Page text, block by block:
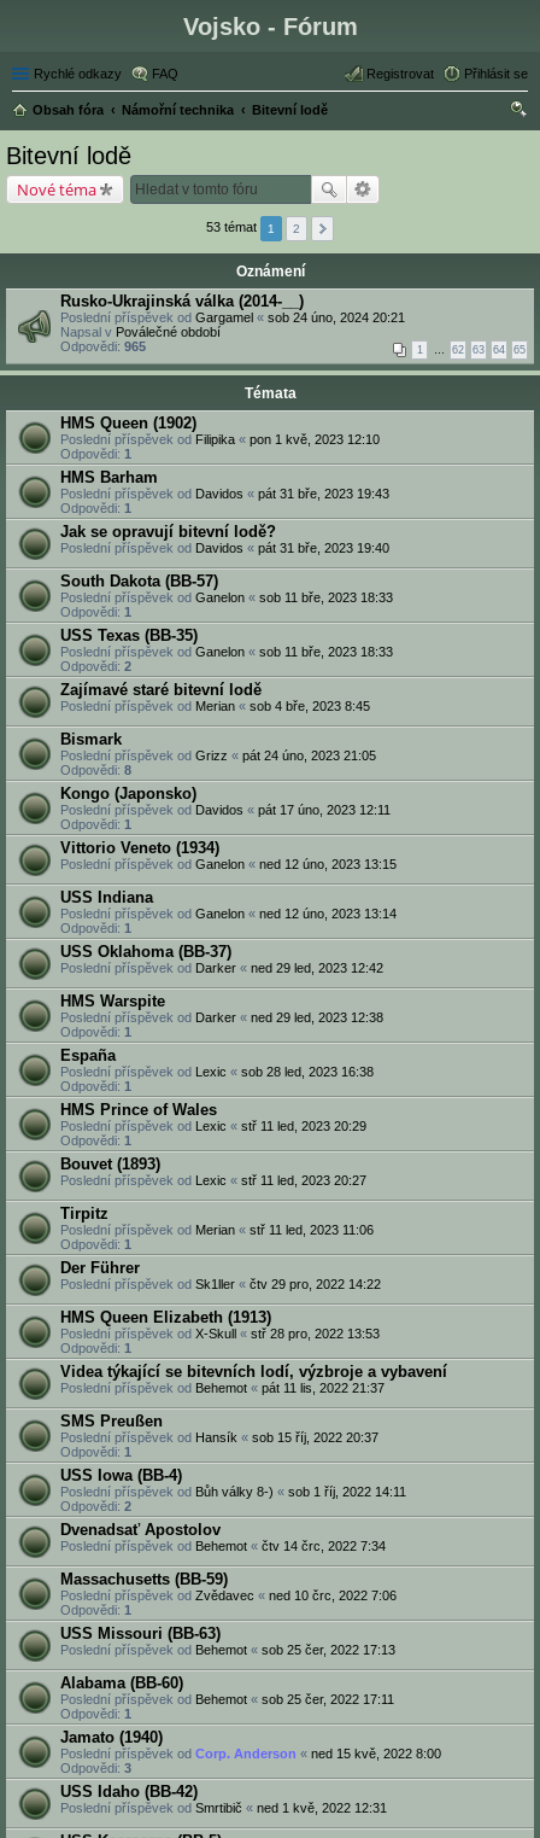
Vojsko - Fórum
Rychlé odkazy FAQ Přihlásit se
Registrovat
Obsah fóra Námořní technika
Bitevní lodě
Bitevní lodě
Nové téma
53 témat 1 2
Oznámení
Rusko-Ukrajinská válka (2014-__)
Poslední příspěvek od Gargamel « sob 24 úno, 2024 20:21
Napsal v Poválečné období
Odpovědi: 965 1 … 62 63 64 65
Témata
HMS Queen (1902)
Poslední příspěvek od Filipika « pon 1 kvě, 2023 12:10
Odpovědi: 1
HMS Barham
Poslední příspěvek od Davidos « pát 31 bře, 2023 19:43
Odpovědi: 1
Jak se opravují bitevní lodě?
Poslední příspěvek od Davidos « pát 31 bře, 2023 19:40
South Dakota (BB-57)
Poslední příspěvek od Ganelon « sob 11 bře, 2023 18:33
Odpovědi: 1
USS Texas (BB-35)
Poslední příspěvek od Ganelon « sob 11 bře, 2023 18:33
Odpovědi: 2
Zajímavé staré bitevní lodě
Poslední příspěvek od Merian « sob 4 bře, 2023 8:45
Bismark
Poslední příspěvek od Grizz « pát 24 úno, 2023 21:05
Odpovědi: 8
Kongo (Japonsko)
Poslední příspěvek od Davidos « pát 17 úno, 2023 12:11
Odpovědi: 1
Vittorio Veneto (1934)
Poslední příspěvek od Ganelon « ned 12 úno, 2023 13:15
USS Indiana
Poslední příspěvek od Ganelon « ned 12 úno, 2023 13:14
Odpovědi: 1
USS Oklahoma (BB-37)
Poslední příspěvek od Darker « ned 29 led, 2023 12:42
HMS Warspite
Poslední příspěvek od Darker « ned 29 led, 2023 12:38
Odpovědi: 1
España
Poslední příspěvek od Lexic « sob 28 led, 2023 16:38
Odpovědi: 1
HMS Prince of Wales
Poslední příspěvek od Lexic « stř 11 led, 2023 20:29
Odpovědi: 1
Bouvet (1893)
Poslední příspěvek od Lexic « stř 11 led, 2023 20:27
Tirpitz
Poslední příspěvek od Merian « stř 11 led, 2023 11:06
Odpovědi: 1
Der Führer
Poslední příspěvek od Sk1ller « čtv 29 pro, 2022 14:22
HMS Queen Elizabeth (1913)
Poslední příspěvek od X-Skull « stř 28 pro, 2022 13:53
Odpovědi: 1
Videa týkající se bitevních lodí, výzbroje a vybavení
Poslední příspěvek od Behemot « pát 11 lis, 2022 21:37
SMS Preußen
Poslední příspěvek od Hansík « sob 15 říj, 2022 20:37
Odpovědi: 1
USS Iowa (BB-4)
Poslední příspěvek od Bůh války 8-) « sob 1 říj, 2022 14:11
Odpovědi: 2
Dvenadsať Apostolov
Poslední příspěvek od Behemot « čtv 14 črc, 2022 7:34
Massachusetts (BB-59)
Poslední příspěvek od Zvědavec « ned 10 črc, 2022 7:06
Odpovědi: 1
USS Missouri (BB-63)
Poslední příspěvek od Behemot « sob 25 čer, 2022 17:13
Alabama (BB-60)
Poslední příspěvek od Behemot « sob 25 čer, 2022 17:11
Odpovědi: 1
Jamato (1940)
Poslední příspěvek od Corp. Anderson « ned 15 kvě, 2022 8:00
Odpovědi: 3
USS Idaho (BB-42)
Poslední příspěvek od Smrtibič « ned 1 kvě, 2022 12:31